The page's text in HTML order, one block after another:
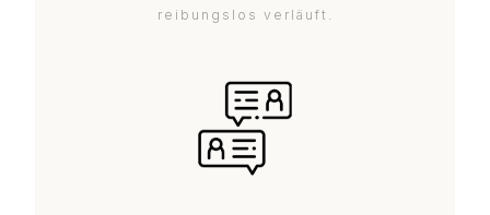
reibungslos verläuft.